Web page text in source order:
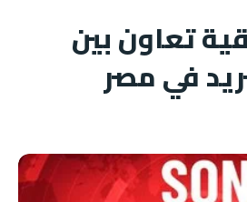
تعاون بين
في مصر